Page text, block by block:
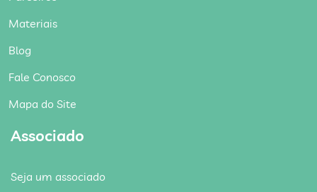
Materiais
Blog
Fale Conosco
Mapa do Site
Associado
Seja um associado